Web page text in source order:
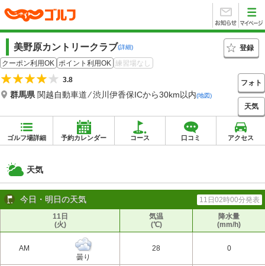
美野原カントリークラブ(詳細)
登録
クーポン利用OK ポイント利用OK 練習場なし
3.8
群馬県 関越自動車道 ⁄ 渋川伊香保ICから30km以内(地図)
フォト
天気
ゴルフ場詳細 予約カレンダー コース 口コミ アクセス
天気
今日・明日の天気
11日02時00分発表
11日
(火)
気温
(℃)
降水量
(mm/h)
AM
曇り
28 0